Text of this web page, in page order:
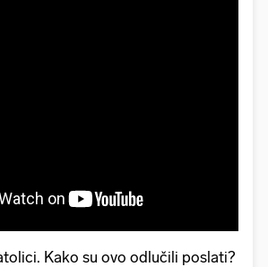
Kako su ovo odlučili poslati?